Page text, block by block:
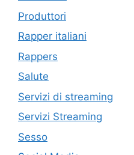
Produttori
Rapper italiani
Rappers
Salute
Servizi di streaming
Servizi Streaming
Sesso